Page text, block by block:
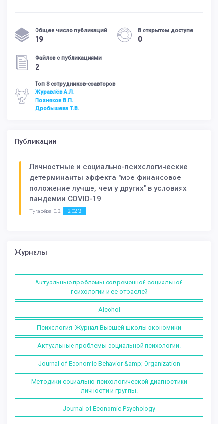
Общее число публикаций
19
В открытом доступе
0
Файлов с публикациями
2
Топ 3 сотрудников-соавторов
Журавлёв А.Л.
Позняков В.П.
Дробышева Т.В.
Публикации
Личностные и социально-психологические
детерминанты эффекта "мое финансовое
положение лучше, чем у других" в условиях
пандемии COVID-19
Тугарёва Е.В. 2023
Журналы
Актуальные проблемы современной социальной
психологии и ее отраслей
Alcohol
Психология. Журнал Высшей школы экономики
Актуальные проблемы социальной психологии.
Journal of Economic Behavior &amp; Organization
Методики социально-психологической диагностики
личности и группы.
Journal of Economic Psychology